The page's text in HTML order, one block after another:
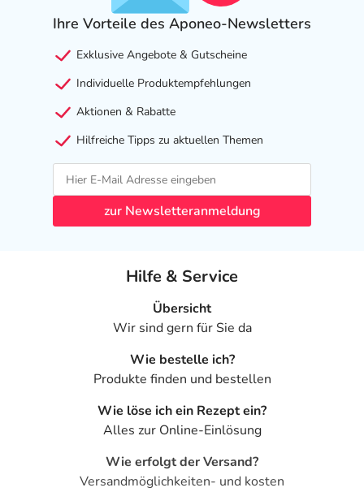
Ihre Vorteile des Aponeo-Newsletters
Exklusive Angebote & Gutscheine
Individuelle Produktempfehlungen
Aktionen & Rabatte
Hilfreiche Tipps zu aktuellen Themen
zur Newsletteranmeldung
Hilfe & Service
Übersicht
Wir sind gern für Sie da
Wie bestelle ich?
Produkte finden und bestellen
Wie löse ich ein Rezept ein?
Alles zur Online-Einlösung
Wie erfolgt der Versand?
Versandmöglichkeiten- und kosten